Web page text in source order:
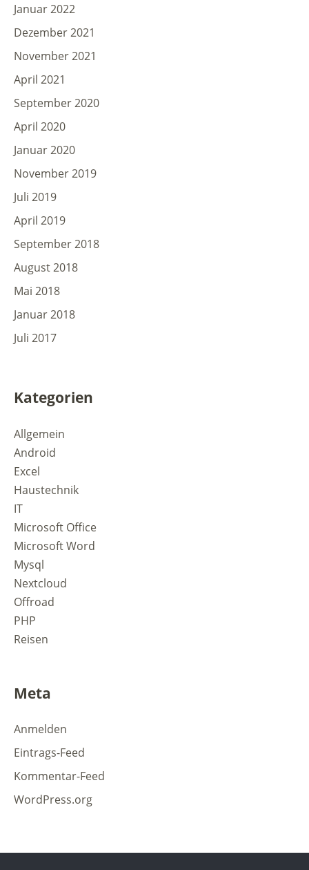
Januar 2022
Dezember 2021
November 2021
April 2021
September 2020
April 2020
Januar 2020
November 2019
Juli 2019
April 2019
September 2018
August 2018
Mai 2018
Januar 2018
Juli 2017
Kategorien
Allgemein
Android
Excel
Haustechnik
IT
Microsoft Office
Microsoft Word
Mysql
Nextcloud
Offroad
PHP
Reisen
Meta
Anmelden
Eintrags-Feed
Kommentar-Feed
WordPress.org